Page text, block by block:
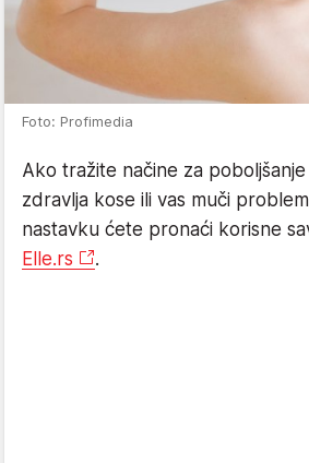
Foto: Profimedia
Ako tražite načine za
zdravlja kose ili vas muči
nastavku ćete pronaći korisne
Elle.rs
.